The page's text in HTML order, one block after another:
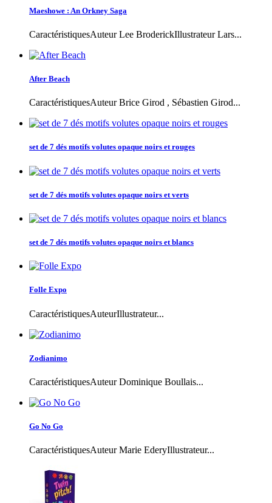
Maeshowe : An Orkney Saga
CaractéristiquesAuteur Lee BroderickIllustrateur Lars...
After Beach
CaractéristiquesAuteur Brice Girod , Sébastien Girod...
set de 7 dés motifs volutes opaque noirs et rouges
set de 7 dés motifs volutes opaque noirs et verts
set de 7 dés motifs volutes opaque noirs et blancs
Folle Expo
CaractéristiquesAuteurIllustrateur...
Zodianimo
CaractéristiquesAuteur Dominique Boullais...
Go No Go
CaractéristiquesAuteur Marie EderyIllustrateur...